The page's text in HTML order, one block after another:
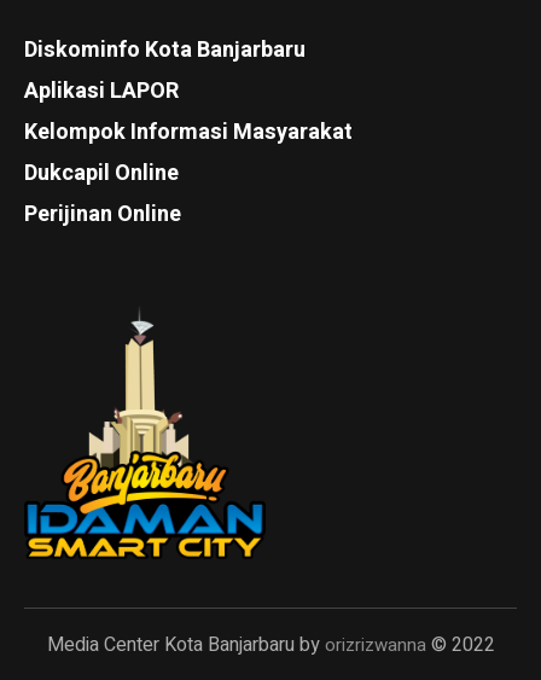
Diskominfo Kota Banjarbaru
Aplikasi LAPOR
Kelompok Informasi Masyarakat
Dukcapil Online
Perijinan Online
Media Center Kota Banjarbaru byorizrizwanna© 2022